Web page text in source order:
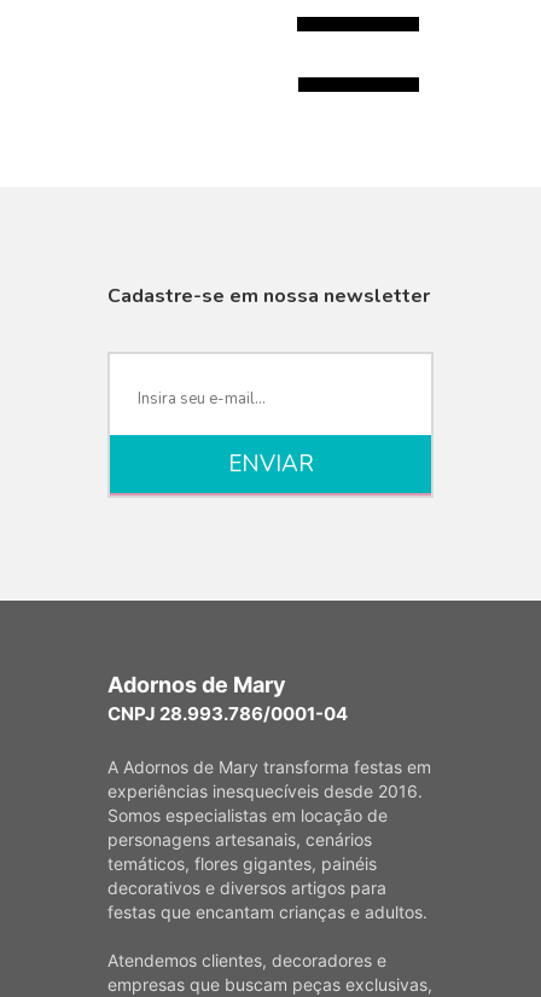
Cadastre-se em nossa newsletter
Adornos de Mary
CNPJ 28.993.786/0001-04
A Adornos de Mary transforma festas em
experiências inesquecíveis desde 2016.
Somos especialistas em locação de
personagens artesanais, cenários
temáticos, flores gigantes, painéis
decorativos e diversos artigos para
festas que encantam crianças e adultos.
Atendemos clientes, decoradores e
empresas que buscam peças exclusivas,